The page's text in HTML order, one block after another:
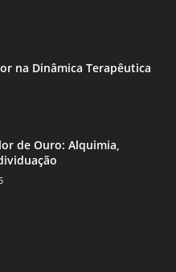
na Dinâmica Terapêutica
de Ouro: Alquimia,